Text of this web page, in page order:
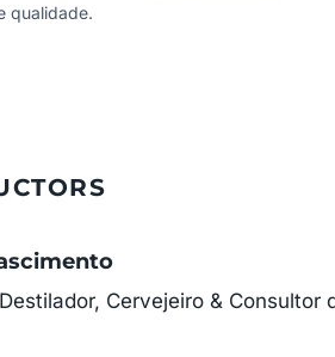
qualidade.
Cervejeiro & Consultor